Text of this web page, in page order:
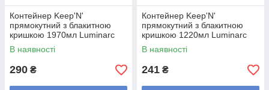
Контейнер Keep'N'
прямокутний з блакитною
кришкою 1970мл Luminarc
P5516
В наявності
290 ₴
Контейнер Keep'N'
прямокутний з блакитною
кришкою 1220мл Luminarc
P5517
В наявності
241 ₴